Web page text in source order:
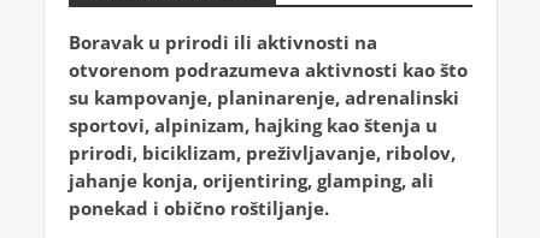
Boravak u prirodi ili aktivnosti na
otvorenom podrazumeva aktivnosti kao što
su kampovanje, planinarenje, adrenalinski
sportovi, alpinizam, hajking kao štenja u
prirodi, biciklizam, preživljavanje, ribolov,
jahanje konja, orijentiring, glamping, ali
ponekad i obično roštiljanje.